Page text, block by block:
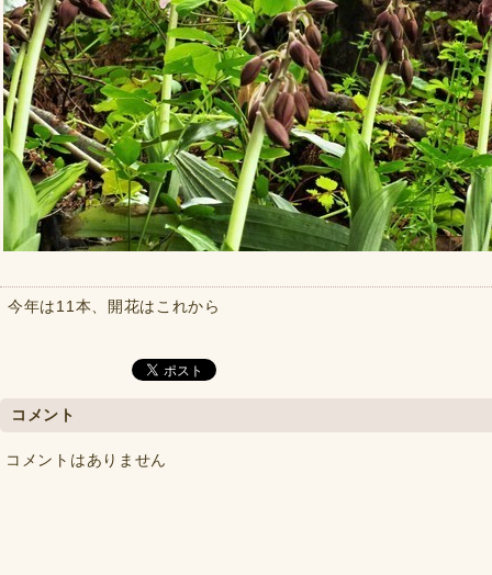
今年は11本、開花はこれから
コメント
コメントはありません